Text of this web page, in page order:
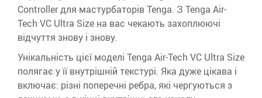
Controller для мастурбаторів Tenga. З Tenga Air-
Tech VC Ultra Size на вас чекають захоплюючі
відчуття знову і знову.
Унікальність цієї моделі Tenga Air-Tech VC Ultra Size
полягає у її внутрішній текстурі. Яка дуже цікава і
включає: різні поперечні ребра, які чергуються з